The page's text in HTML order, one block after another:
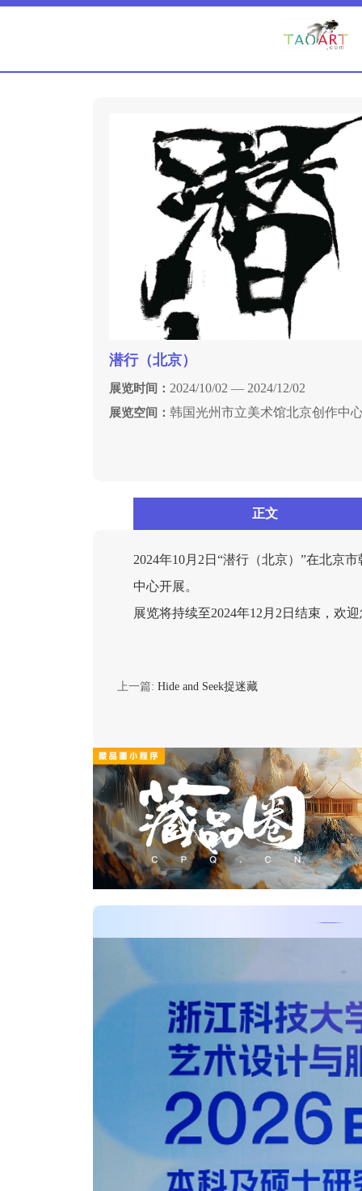
潜行（北京）
展览时间： 2024/10/02 — 2024/12/02
展览空间： 韩国光州市立美术馆北京创作中
正文
2024年10月2日“潜行（北京）”在北京
中心开展。
展览将持续至2024年12月2日结束，欢
上一篇: Hide and Seek捉迷藏